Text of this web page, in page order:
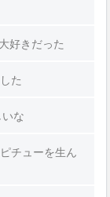
好きだった
た
いな
チューを生ん